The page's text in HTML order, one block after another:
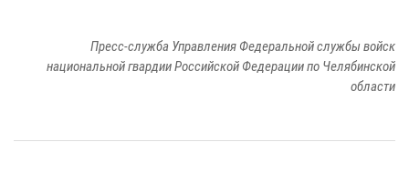
Пресс-служба Управления Федеральной службы войск
национальной гвардии Российской Федерации по Челябинской
области